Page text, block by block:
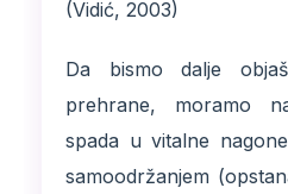
(Vidić, 2003)
Da bismo dalje
prehrane, moramo
spada u vitalne
samoodržanjem